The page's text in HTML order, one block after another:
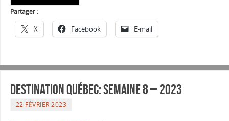
Partager :
X Facebook E-mail
Destination Québec: Semaine 8 – 2023
22 FÉVRIER 2023